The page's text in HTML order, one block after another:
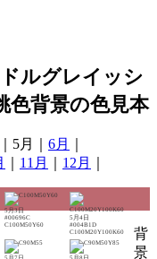
ルグレイッシ
色背景の色見本
｜5月｜ 6月
11月 12月
5月3日
#00696C
C100M50Y60
5月4日
#004B1D
C100M20Y100K60
背
景